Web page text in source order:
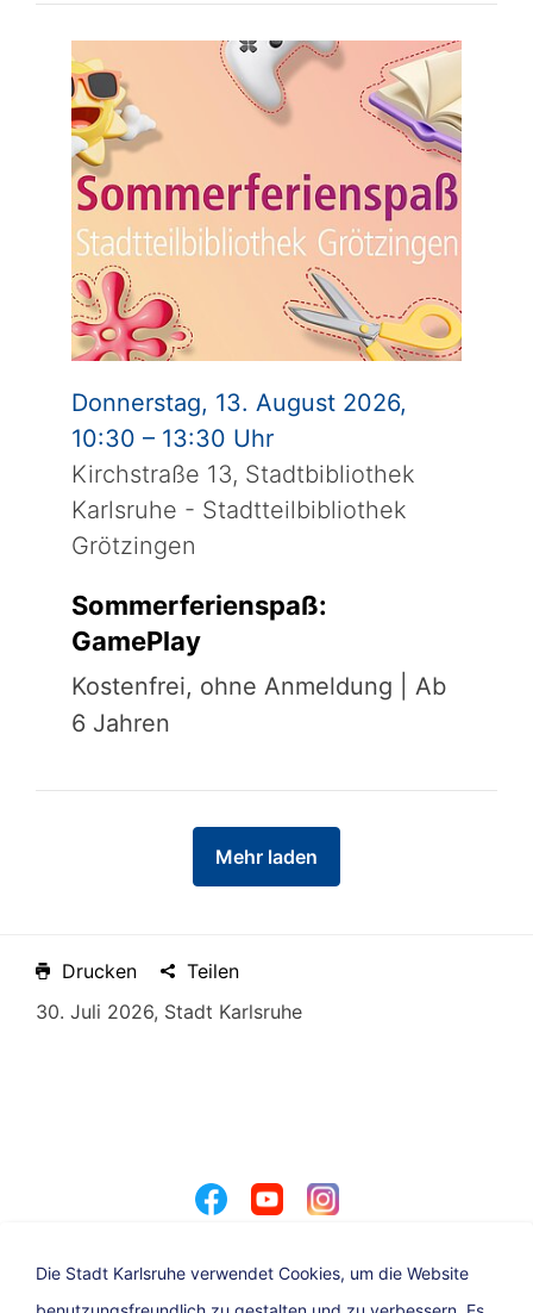
Donnerstag, 13. August 2026,
10:30 – 13:30 Uhr
Kirchstraße 13, Stadtbibliothek
Karlsruhe - Stadtteilbibliothek
Grötzingen
Sommerferienspaß:
GamePlay
Kostenfrei, ohne Anmeldung | Ab
6 Jahren
Mehr laden
Drucken
Teilen
30. Juli 2026, Stadt Karlsruhe
Die Stadt Karlsruhe verwendet Cookies, um die Website